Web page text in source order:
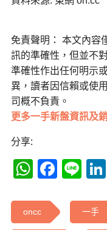
免責聲明： 本文內容
訊的準確性，但並不
準確性作出任何明示
異，讀者因信賴或使
司概不負責。
更多一手新盤資訊及
分享:
oncc 一手